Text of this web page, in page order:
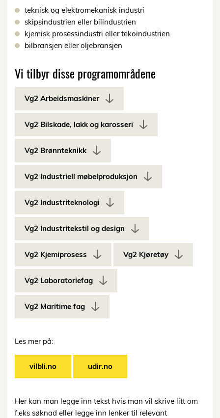
teknisk og elektromekanisk industri
skipsindustrien eller bilindustrien
kjemisk prosessindustri eller tekoindustrien
bilbransjen eller oljebransjen
Vi tilbyr disse programområdene
Vg2 Arbeidsmaskiner
Vg2 Bilskade, lakk og karosseri
Vg2 Brønnteknikk
Vg2 Industriell møbelproduksjon
Vg2 Industriteknologi
Vg2 Industritekstil og design
Vg2 Kjemiprosess Vg2 Kjøretøy
Vg2 Laboratoriefag
Vg2 Maritime fag
Les mer på:
vilbli.no udir.no
Her kan man legge inn tekst hvis man vil skrive litt om
f.eks søknad eller legge inn lenker til relevant